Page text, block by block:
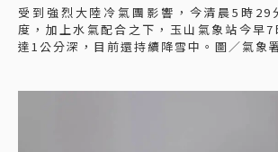
受到強烈大陸冷氣團影響，今清晨5時29
度，加上水氣配合之下，玉山氣象站今早7
達1公分深，目前還持續降雪中。圖／氣象